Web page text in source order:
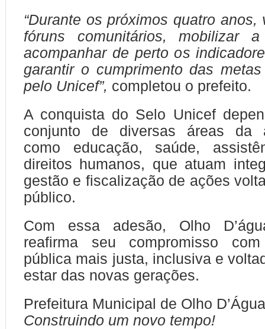
“Durante os próximos quatro anos,
fóruns comunitários, mobilizar
acompanhar de perto os
garantir o cumprimento das
pelo Unicef”, completou o prefeito.
A conquista do Selo Unicef
conjunto de diversas áreas da
como educação, saúde,
direitos humanos, que atuam
gestão e fiscalização de ações
público.
Com essa adesão, Olho
reafirma seu compromisso
pública mais justa, inclusiva e
estar das novas gerações.
Prefeitura Municipal de Olho
Construindo um novo tempo!